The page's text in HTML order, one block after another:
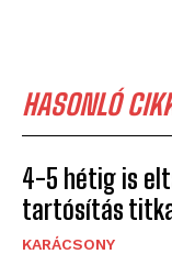
HASONLÓ
4-5 hétig is
tartósítás
KARÁCSONY